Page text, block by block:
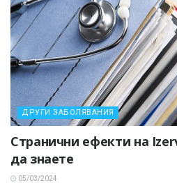
ДРУГИ ЗАБОЛЯВАНИЯ
Странични ефекти на
да знаете
05/03/2024